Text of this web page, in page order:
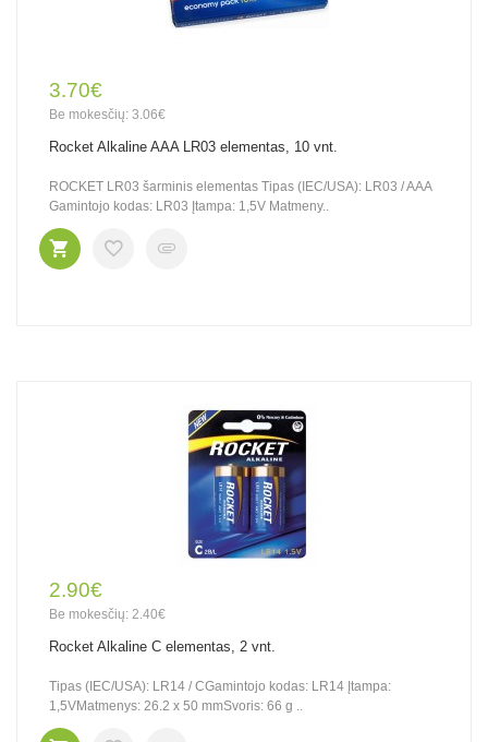
3.70€
Be mokesčių: 3.06€
Rocket Alkaline AAA LR03 elementas, 10 vnt.
ROCKET LR03 šarminis elementas Tipas (IEC/USA): LR03 / AAA
Gamintojo kodas: LR03 Įtampa: 1,5V Matmeny..
2.90€
Be mokesčių: 2.40€
Rocket Alkaline C elementas, 2 vnt.
Tipas (IEC/USA): LR14 / CGamintojo kodas: LR14 Įtampa:
1,5VMatmenys: 26.2 x 50 mmSvoris: 66 g ..